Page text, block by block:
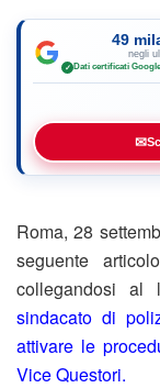
49
negli
✓ Dati certificati Google
✉
Roma, 28
seguente
collegandosi
sindacato di
attivare le
Vice Questori.